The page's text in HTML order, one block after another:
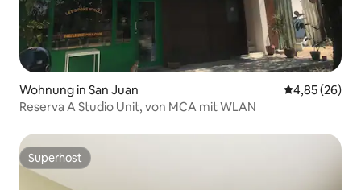
Wohnung in San Juan
4,85 (26)
Reserva A Studio Unit, von MCA mit WLAN
Superhost
Superhost